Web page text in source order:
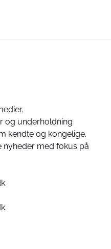
og underholdning
kendte og kongelige.
nyheder med fokus på